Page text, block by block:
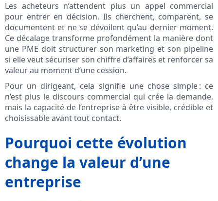
Les acheteurs n’attendent plus un appel commercial
pour entrer en décision. Ils cherchent, comparent, se
documentent et ne se dévoilent qu’au dernier moment.
Ce décalage transforme profondément la manière dont
une PME doit structurer son marketing et son pipeline
si elle veut sécuriser son chiffre d’affaires et renforcer sa
valeur au moment d’une cession.
Pour un dirigeant, cela signifie une chose simple : ce
n’est plus le discours commercial qui crée la demande,
mais la capacité de l’entreprise à être visible, crédible et
choisissable avant tout contact.
Pourquoi cette évolution
change la valeur d’une
entreprise